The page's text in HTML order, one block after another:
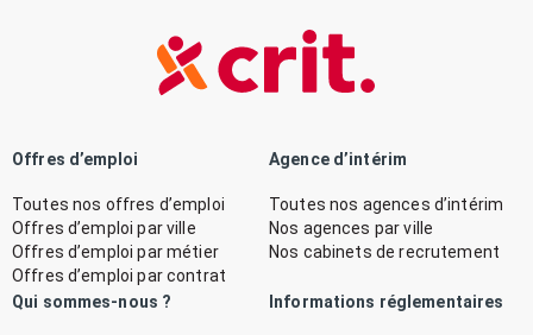
Offres d’emploi
Toutes nos offres d’emploi
Offres d’emploi par ville
Offres d’emploi par métier
Offres d’emploi par contrat
Agence d’intérim
Toutes nos agences d’intérim
Nos agences par ville
Nos cabinets de recrutement
Qui sommes-nous ? Informations réglementaires